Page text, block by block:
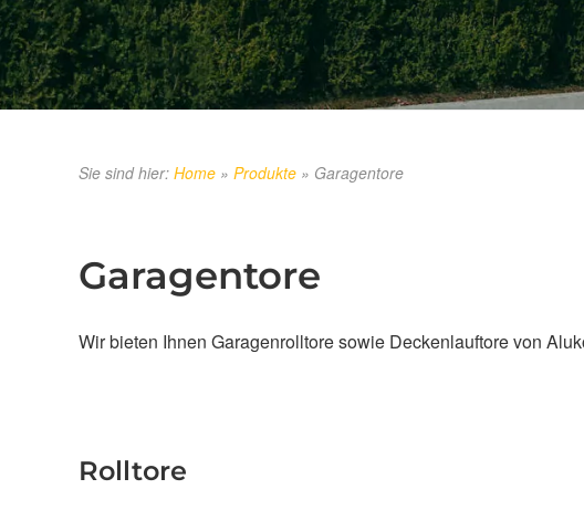
Sie sind hier: Home » Produkte » Garagentore
Garagentore
Wir bieten Ihnen Garagenrolltore sowie Deckenlauftore von
Rolltore